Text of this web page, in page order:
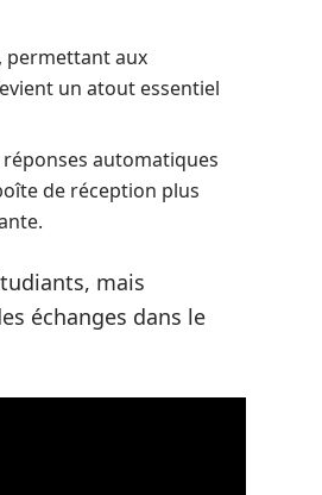
permettant aux
un atout essentiel
automatiques
de réception plus
mais
échanges dans le